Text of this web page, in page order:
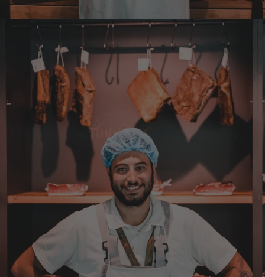
Die Qualität ist super und der Geschmack ist
Hans Joerg
Verifizierter Kunde
Über die Produkte brauchen wir nicht zu
diskutieren, soweit schon probiert alles
Spitze. Der einzige Wermutstropfen ist die
Zustellung durch GLS. Dieses
Transportunternehmen ist das
unzuverlässigste das es gibt. Die liefern
Pakete die an Privatadressen gesandt
werden meistens zu Abholstationen. Es hat
mir Mühe gekostet das Paket wenigstens an
die Haustüre abgestellt zu bekommen. Bei
eventueller Wiederbestellung werde ich Sie
ersuchen , die Post in Anspruch zu nehmen.
Da wäre ich auch bereit die Transportkosten
zu tragen. Mit freundlichen Grüßen Jörg
4.8.2026